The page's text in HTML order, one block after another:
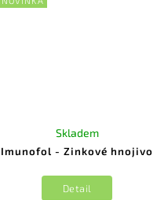
Imunofol - Zinkové hnojivo
Skladem
Detail